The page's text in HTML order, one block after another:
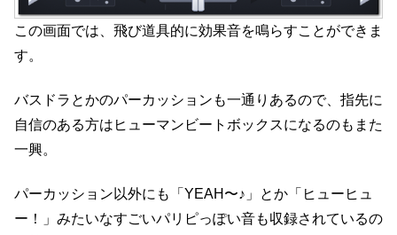
この画面では、飛び道具的に効果音を鳴らすことができま
す。
バスドラとかのパーカッションも一通りあるので、指先に
自信のある方はヒューマンビートボックスになるのもまた
一興。
パーカッション以外にも「YEAH〜♪」とか「ヒューヒュ
ー！」みたいなすごいパリピっぽい音も収録されているの